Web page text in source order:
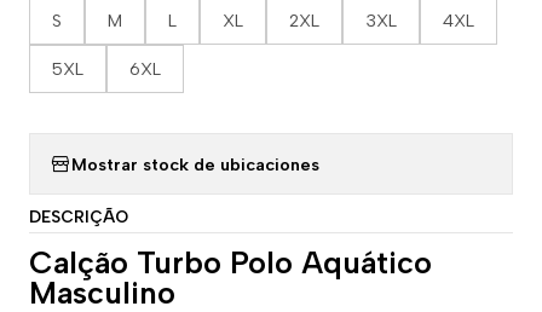
S M L XL 2XL 3XL 4XL
5XL 6XL
Mostrar stock de ubicaciones
DESCRIÇÃO
Calção Turbo Polo Aquático
Masculino